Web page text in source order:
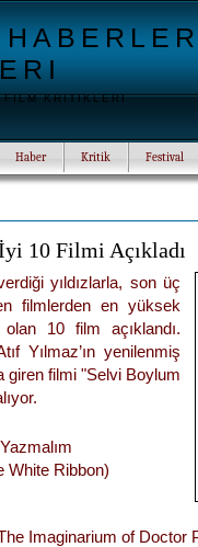
FILM KRITIKLERI
Haber Kritik Festival
10 Filmi Açıkladı
yıldızlarla, son üç
filmlerden en yüksek
10 film açıklandı.
Yılmaz’ın yenilenmiş
giren filmi "Selvi Boylum
White Ribbon)
Imaginarium of Doctor